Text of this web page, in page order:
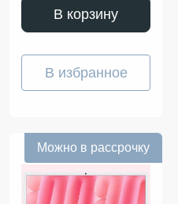
В корзину
В избранное
Можно в рассрочку